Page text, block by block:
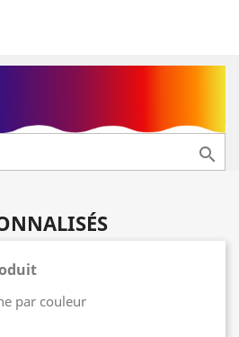

par couleur